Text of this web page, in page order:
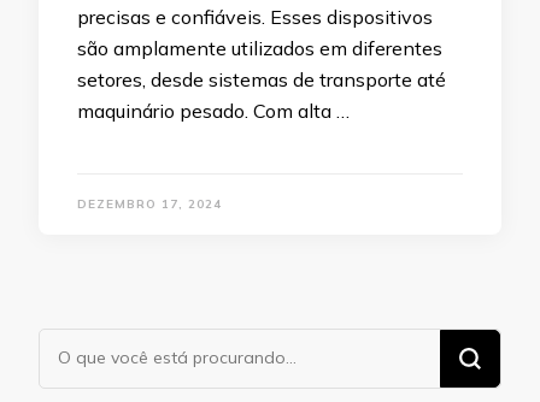
precisas e confiáveis. Esses dispositivos
são amplamente utilizados em diferentes
setores, desde sistemas de transporte até
maquinário pesado. Com alta …
DEZEMBRO 17, 2024
Procurando
algo?